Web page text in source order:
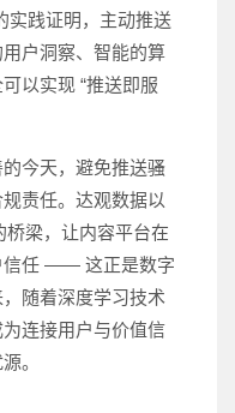
实践证明，主动推送
户洞察、智能的算
以实现 “推送即服
今天，避免推送骚
责任。达观数据以
桥梁，让内容平台在
信任 —— 这正是数字
随着深度学习技术
连接用户与价值信
。